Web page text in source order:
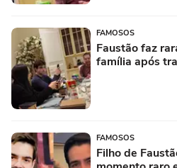
FAMOSOS
Faustão faz
família após
FAMOSOS
Filho de